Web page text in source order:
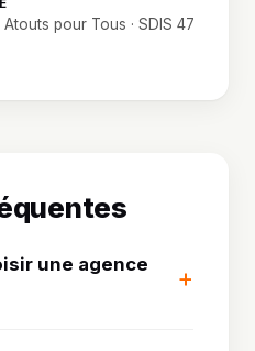
pour Tous · SDIS 47
une agence